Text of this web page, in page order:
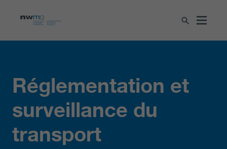
Réglementation et
surveillance du
transport